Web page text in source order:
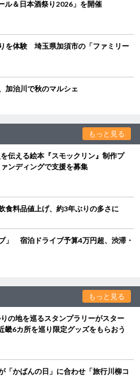
ル＆日本酒祭り2026」を開催
を体験 埼玉県加須市の「ファミリー
加治川で秋のマルシェ
もっと見る
伝える絵本『スモックリン』制作プ
ンディングで支援を募集
食料品値上げ、約3年ぶりの多さに
」 宿泊ドライブ予算4万円超、渋滞・
もっと見る
の地を巡るスタンプラリーがスター
6カ所を巡り限定グッズをもらおう
かばんの日」に合わせ「旅行川柳コ